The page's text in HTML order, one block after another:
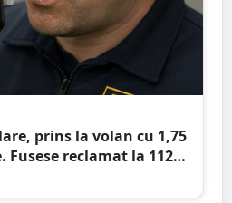
prins la volan cu 1,75
Fusese reclamat la 112